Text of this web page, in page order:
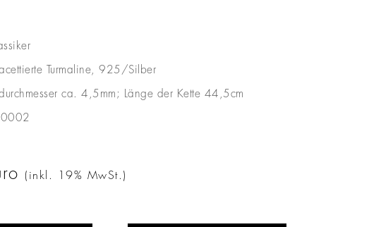
Turmaline, 925/Silber
ca. 4,5mm; Länge der Kette 44,5cm
(inkl. 19% MwSt.)